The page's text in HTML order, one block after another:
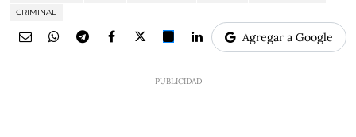
CRIMINAL
Agregar a Google